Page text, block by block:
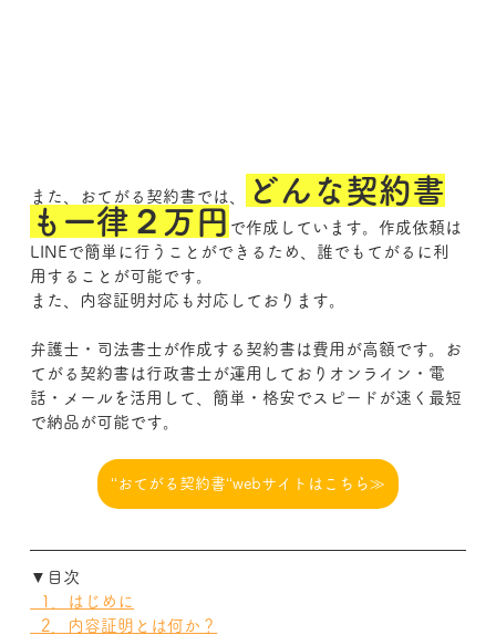
また、おてがる契約書では、
どんな契約書
も一律２万円 で作成しています。作成依頼は
LINEで簡単に行うことができるため、誰でもてがるに利
用することが可能です。
また、内容証明対応も対応しております。
弁護士・司法書士が作成する契約書は費用が高額です。お
てがる契約書は行政書士が運用しておりオンライン・電
話・メールを活用して、簡単・格安でスピードが速く最短
で納品が可能です。
‘‘おてがる契約書‘‘webサイトはこちら≫
▼目次
1．はじめに
2．内容証明とは何か？